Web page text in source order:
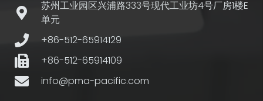
苏州工业园区兴浦路333号现代工业坊4号厂房1楼E
单元
+86-512-65914129
+86-512-65914109
info@pma-pacific.com